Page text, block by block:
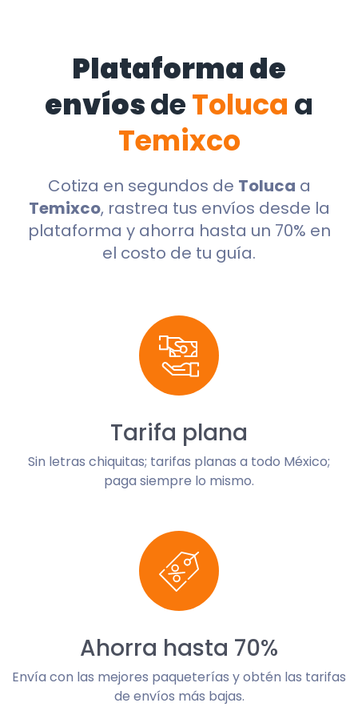
Plataforma de
envíosdeToluca a
Temixco
Cotiza en segundos de Toluca a
Temixco, rastrea tus envíos desde la
plataforma y ahorra hasta un 70% en
el costo de tu guía.
Tarifa plana
Sin letras chiquitas; tarifas planas a todo México;
paga siempre lo mismo.
Ahorra hasta 70%
Envía con las mejores paqueterías y obtén las tarifas
de envíos más bajas.